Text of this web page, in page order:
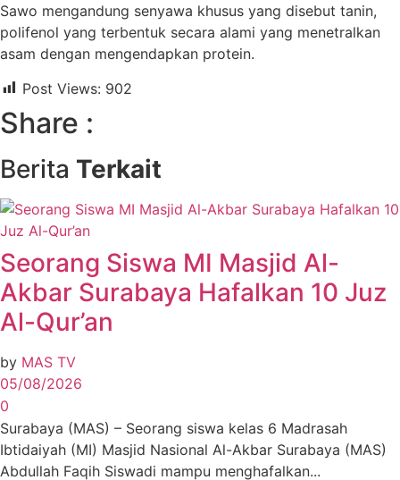
Sawo mengandung senyawa khusus yang disebut tanin,
polifenol yang terbentuk secara alami yang menetralkan
asam dengan mengendapkan protein.
Post Views: 902
Share :
Berita Terkait
Seorang Siswa MI Masjid Al-
Akbar Surabaya Hafalkan 10 Juz
Al-Qur’an
by MAS TV
05/08/2026
0
Surabaya (MAS) – Seorang siswa kelas 6 Madrasah
Ibtidaiyah (MI) Masjid Nasional Al-Akbar Surabaya (MAS)
Abdullah Faqih Siswadi mampu menghafalkan...